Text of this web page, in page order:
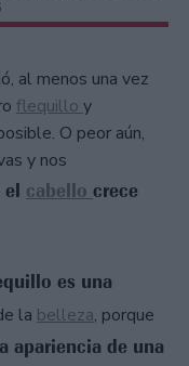
al menos una vez
flequillo y
O peor aún,
y nos
el cabello crece
es una
la belleza, porque
apariencia de una